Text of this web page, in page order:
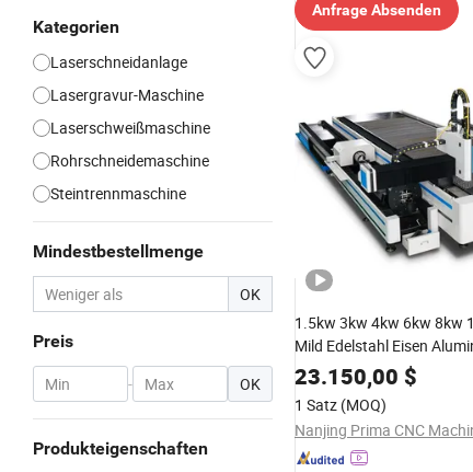
Kategorien
Laserschneidanlage
Lasergravur-Maschine
Laserschweißmaschine
Rohrschneidemaschine
Steintrennmaschine
Mindestbestellmenge
OK
Preis
- OK
Produkteigenschaften
Anfrage Absenden
1.5kw 3kw 4kw 6kw 8kw
Mild Edelstahl Eisen
CNC Blech- oder
für automatisches
Faserlaser-Schneiden
23.150,00 $
1 Satz (MOQ)